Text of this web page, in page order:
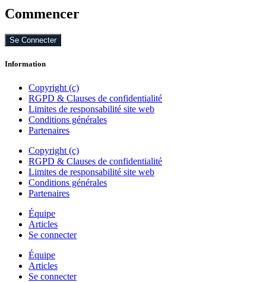
Commencer
Se Connecter
Information
Copyright (c)
RGPD & Clauses de confidentialité
Limites de responsabilité site web
Conditions générales
Partenaires
Copyright (c)
RGPD & Clauses de confidentialité
Limites de responsabilité site web
Conditions générales
Partenaires
Équipe
Articles
Se connecter
Équipe
Articles
Se connecter